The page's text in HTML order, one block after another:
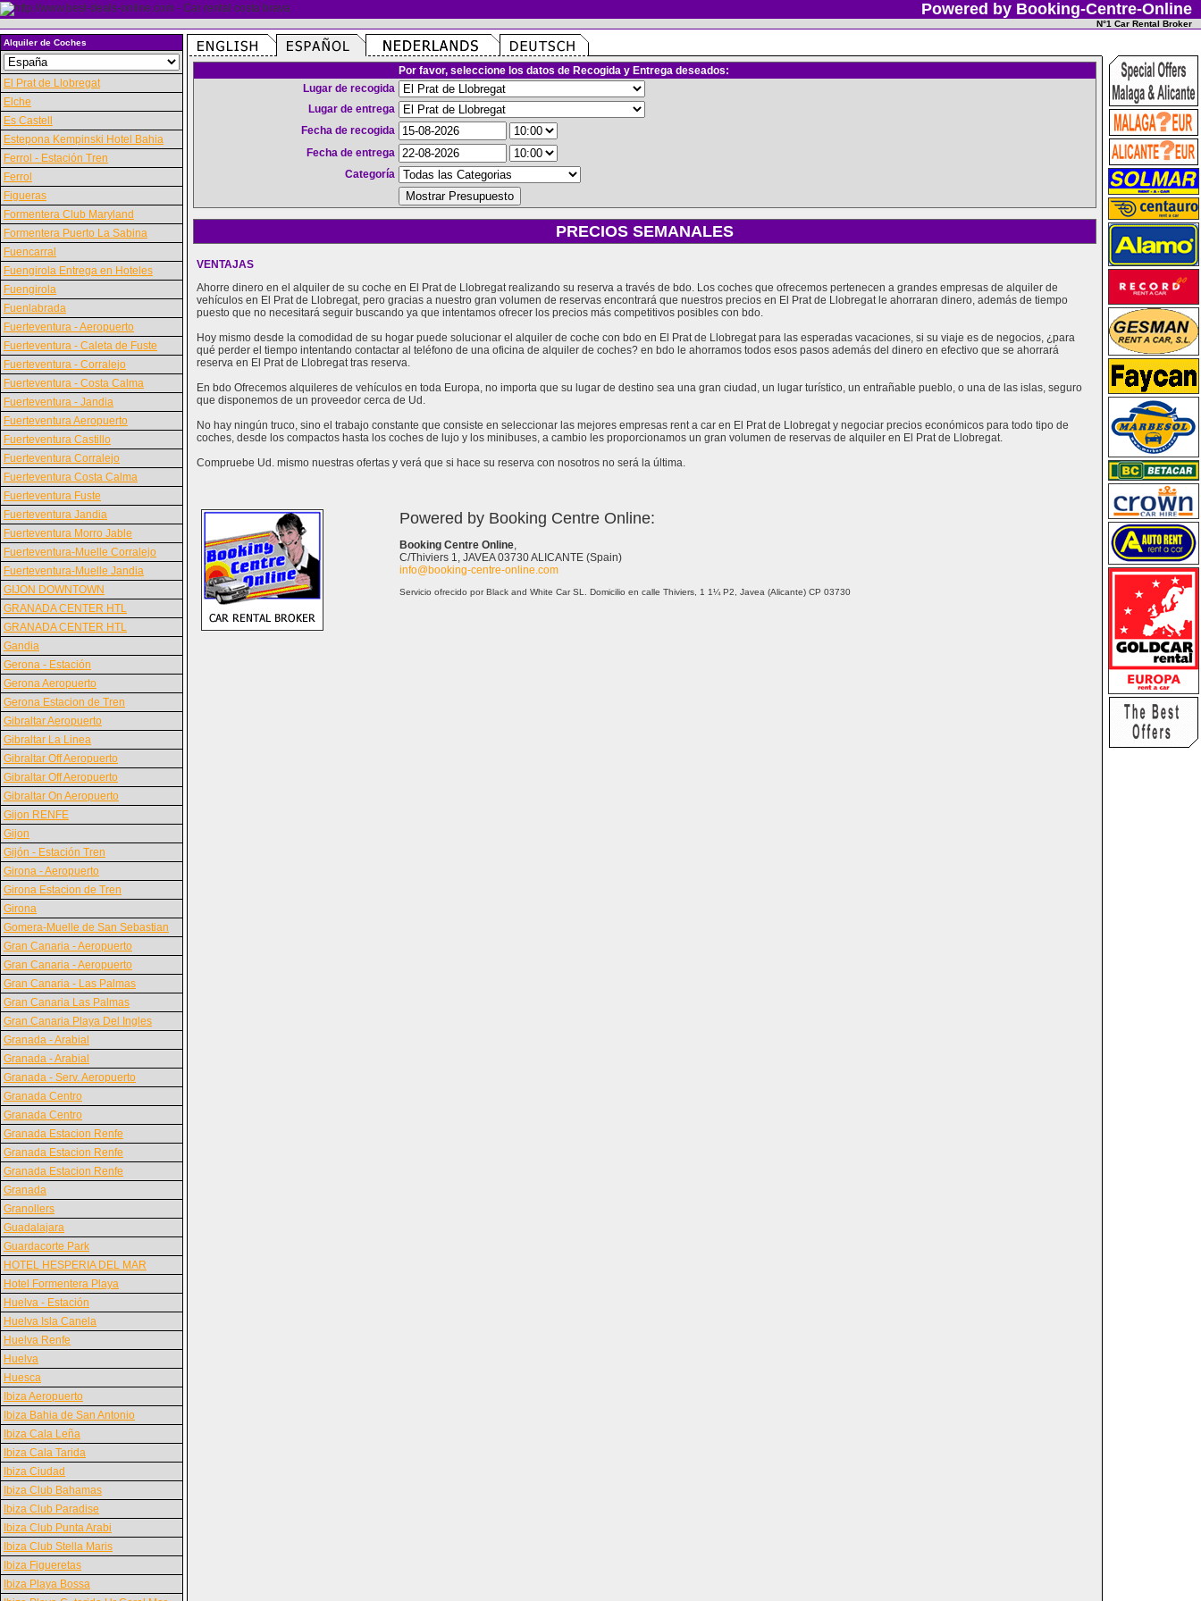
Powered by Booking-Centre-Online
N°1 Car Rental Broker
Alquiler de Coches
El Prat de Llobregat
Elche
Es Castell
Estepona Kempinski Hotel Bahia
Ferrol - Estación Tren
Ferrol
Figueras
Formentera Club Maryland
Formentera Puerto La Sabina
Fuencarral
Fuengirola Entrega en Hoteles
Fuengirola
Fuenlabrada
Fuerteventura - Aeropuerto
Fuerteventura - Caleta de Fuste
Fuerteventura - Corralejo
Fuerteventura - Costa Calma
Fuerteventura - Jandia
Fuerteventura Aeropuerto
Fuerteventura Castillo
Fuerteventura Corralejo
Fuerteventura Costa Calma
Fuerteventura Fuste
Fuerteventura Jandia
Fuerteventura Morro Jable
Fuerteventura-Muelle Corralejo
Fuerteventura-Muelle Jandia
GIJON DOWNTOWN
GRANADA CENTER HTL
GRANADA CENTER HTL
Gandia
Gerona - Estación
Gerona Aeropuerto
Gerona Estacion de Tren
Gibraltar Aeropuerto
Gibraltar La Linea
Gibraltar Off Aeropuerto
Gibraltar Off Aeropuerto
Gibraltar On Aeropuerto
Gijon RENFE
Gijon
Gijón - Estación Tren
Girona - Aeropuerto
Girona Estacion de Tren
Girona
Gomera-Muelle de San Sebastian
Gran Canaria - Aeropuerto
Gran Canaria - Aeropuerto
Gran Canaria - Las Palmas
Gran Canaria Las Palmas
Gran Canaria Playa Del Ingles
Granada - Arabial
Granada - Arabial
Granada - Serv. Aeropuerto
Granada Centro
Granada Centro
Granada Estacion Renfe
Granada Estacion Renfe
Granada Estacion Renfe
Granada
Granollers
Guadalajara
Guardacorte Park
HOTEL HESPERIA DEL MAR
Hotel Formentera Playa
Huelva - Estación
Huelva Isla Canela
Huelva Renfe
Huelva
Huesca
Ibiza Aeropuerto
Ibiza Bahia de San Antonio
Ibiza Cala Leña
Ibiza Cala Tarida
Ibiza Ciudad
Ibiza Club Bahamas
Ibiza Club Paradise
Ibiza Club Punta Arabi
Ibiza Club Stella Maris
Ibiza Figueretas
Ibiza Playa Bossa
Por favor, seleccione los datos de Recogida y Entrega deseados:
Lugar de recogida
Lugar de entrega
Fecha de recogida
Fecha de entrega
Categoría
PRECIOS SEMANALES
VENTAJAS
Ahorre dinero en el alquiler de su coche en El Prat de Llobregat realizando su reserva a través de bdo. Los coches que ofrecemos pertenecen a grandes empresas de alquiler de
vehículos en El Prat de Llobregat, pero gracias a nuestro gran volumen de reservas encontrará que nuestros precios en El Prat de Llobregat le ahorraran dinero, además de tiempo
puesto que no necesitará seguir buscando ya que intentamos ofrecer los precios más competitivos posibles con bdo.
Hoy mismo desde la comodidad de su hogar puede solucionar el alquiler de coche con bdo en El Prat de Llobregat para las esperadas vacaciones, si su viaje es de negocios, ¿para
qué perder el tiempo intentando contactar al teléfono de una oficina de alquiler de coches? en bdo le ahorramos todos esos pasos además del dinero en efectivo que se ahorrará
reserva en El Prat de Llobregat tras reserva.
En bdo Ofrecemos alquileres de vehículos en toda Europa, no importa que su lugar de destino sea una gran ciudad, un lugar turístico, un entrañable pueblo, o una de las islas, seguro
que disponemos de un proveedor cerca de Ud.
No hay ningún truco, sino el trabajo constante que consiste en seleccionar las mejores empresas rent a car en El Prat de Llobregat y negociar precios económicos para todo tipo de
coches, desde los compactos hasta los coches de lujo y los minibuses, a cambio les proporcionamos un gran volumen de reservas de alquiler en El Prat de Llobregat.
Compruebe Ud. mismo nuestras ofertas y verá que si hace su reserva con nosotros no será la última.
Powered by Booking Centre Online:
Booking Centre Online,
C/Thiviers 1, JAVEA 03730 ALICANTE (Spain)
info@booking-centre-online.com
Servicio ofrecido por Black and White Car SL. Domicilio en calle Thiviers, 1 1¼ P2, Javea (Alicante) CP 03730